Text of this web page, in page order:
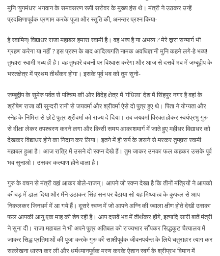
मुनि ‘युगमंधर’ भगवान के समवसरण रूपी सरोवर के मुख्य हंस थे। मंत्री ने उठकर उन्हें
प्रदक्षिणापूर्वक प्रणाम करके पूजा और स्तुति की, अनन्तर प्रश्न किया-
हे स्वामिन्! विद्याधर राजा महाबल हमारा स्वामी है। वह भव्य है या अभव्य ? मेरे द्वारा सन्मार्ग भी
ग्रहण करेगा या नहीं ? इस प्रश्न के बाद आदित्यगति नामक अवधिज्ञानी मुनि कहने लगे-हे भव्य!
तुम्हारा स्वामी भव्य ही है। वह तुम्हारे वचनों पर विश्वास करेगा और आज से दसवें भव में जम्बूद्वीप के
भरतक्षेत्र में प्रथम तीर्थंकर होगा। इसके पूर्व भव को तुम सुनो-
जम्बूद्वीप के सुमेरु पर्वत से पश्चिम की ओर विदेह क्षेत्र में ‘गंधिला’ देश में सिंहपुर नगर है वहां के
श्रीषेण राजा की सुन्दरी रानी से जयवर्मा और श्रीवर्मा ऐसे दो पुत्र हुए थे। पिता ने योग्यता और
स्नेह के निमित्त से छोटे पुत्र श्रीवर्मा को राज्य दे दिया। तब जयवर्मा विरक्त होकर स्वयंप्रभु गुरु
से दीक्षा लेकर तपश्चरण करने लगा और किसी समय आकाशमार्ग में जाते हुए महीधर विद्याधर को
देखकर विद्याधर होने का निदान कर लिया। इतने में ही सर्प के डसने से मरकर तुम्हारा स्वामी
महाबल हुआ है। आज रात्रि में उसने दो स्वप्न देखे हैं। तुम जाकर उनका फल कहकर उसके पूर्व
भव सुनाओ। उसका कल्याण होने वाला है।
गुरु के वचन से मंत्री वहां आकर बोले-राजन्। आपने जो स्वप्न देखा है कि तीनों मंत्रियों ने आपको
कीचड़ में डाल दिया और मैंने उठाकर सिंहासन पर बैठाया सो यह मिथ्यात्व के कुफल से आप
निकलकर जिनधर्म में आ गये हैं। दूसरे स्वप्न में जो आपने अग्नि की ज्वाला क्षीण होते देखी उसका
फल आपकी आयु एक माह की शेष रही है। आप दसवें भव में तीर्थंकर होंगे, इत्यादि सारी बातें मंत्री
ने सुना दी। राजा महाबल ने भी अपने पुत्र अतिबल को राज्यभार सौंपकर सिद्धकूट चैत्यालय में
जाकर सिद्ध प्रतिमाओं की पूजा करके गुरु की साक्षीपूर्वक जीवनपर्यन्त के लिये चतुराहार त्याग कर
सल्लेखना धारण कर ली और धर्मध्यानपूर्वक मरण करके ऐशान स्वर्ग के श्रीप्रभ विमान में